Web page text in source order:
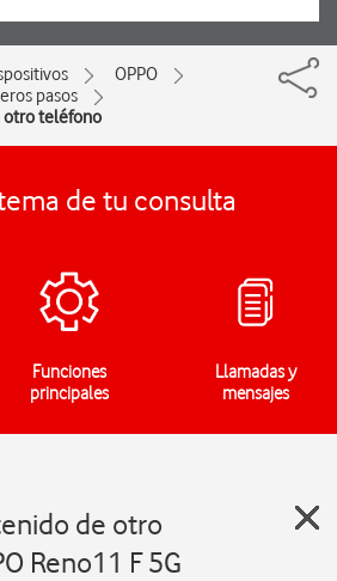
OPPO
pasos
otro teléfono
de tu consulta
Funciones
principales
Llamadas y
mensajes
de otro
Reno11 F 5G